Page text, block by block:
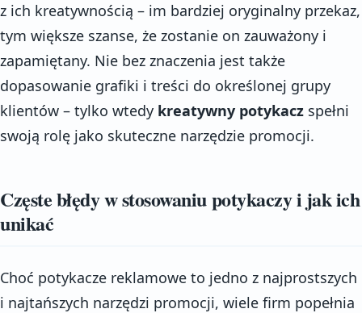
z ich kreatywnością – im bardziej oryginalny przekaz,
tym większe szanse, że zostanie on zauważony i
zapamiętany. Nie bez znaczenia jest także
dopasowanie grafiki i treści do określonej grupy
klientów – tylko wtedy kreatywny potykacz spełni
swoją rolę jako skuteczne narzędzie promocji.
Częste błędy w stosowaniu potykaczy i jak ich
unikać
Choć potykacze reklamowe to jedno z najprostszych
i najtańszych narzędzi promocji, wiele firm popełnia